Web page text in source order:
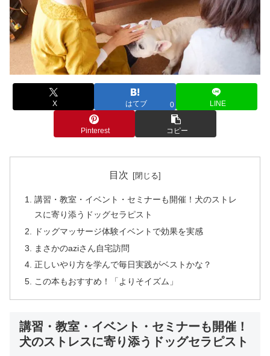
X はてブ 0 LINE
Pinterest コピー
目次
講習・教室・イベント・セミナーも開催！犬のストレ
スに寄り添うドッグセラピスト
ドッグマッサージ体験イベントで効果を実感
まさかのaziさん自宅訪問
正しいやり方を学んで毎日実践がベストかな？
この本もおすすめ！「よりそイズム」
講習・教室・イベント・セミナーも開催！
犬のストレスに寄り添うドッグセラピスト